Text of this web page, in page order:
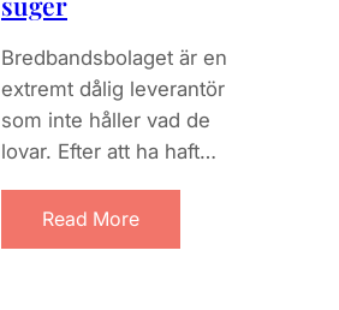
Bredbandsbolaget är en
extremt dålig leverantör
som inte håller vad de
lovar. Efter att ha haft…
Read More